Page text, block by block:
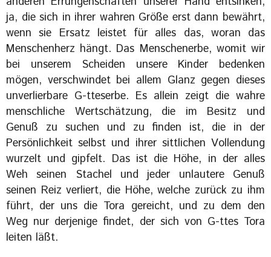
ja, die sich in ihrer wahren Größe erst dann bewährt,
wenn sie Ersatz leistet für alles das, woran das
Menschenherz hängt. Das Menschenerbe, womit wir
bei unserem Scheiden unsere Kinder bedenken
mögen, verschwindet bei allem Glanz gegen dieses
unverlierbare G-tteserbe. Es allein zeigt die wahre
menschliche Wertschätzung, die im Besitz und
Genuß zu suchen und zu finden ist, die in der
Persönlichkeit selbst und ihrer sittlichen Vollendung
wurzelt und gipfelt. Das ist die Höhe, in der alles
Weh seinen Stachel und jeder unlautere Genuß
seinen Reiz verliert, die Höhe, welche zurück zu ihm
führt, der uns die Tora gereicht, und zu dem den
Weg nur derjenige findet, der sich von G-ttes Tora
leiten läßt.